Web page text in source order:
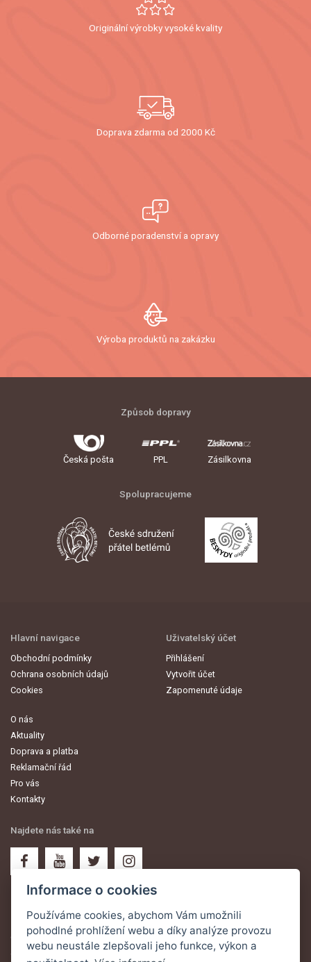
Originální výrobky vysoké kvality
Doprava zdarma od 2000 Kč
Odborné poradenství a opravy
Výroba produktů na zakázku
Způsob dopravy
Česká pošta PPL Zásilkovna
Spolupracujeme
Hlavní navigace
Obchodní podmínky
Ochrana osobních údajů
Cookies
O nás
Aktuality
Doprava a platba
Reklamační řád
Pro vás
Kontakty
Uživatelský účet
Přihlášení
Vytvořit účet
Zapomenuté údaje
Najdete nás také na
Novinky na email
Odebírejte aktuální informace a oznámení o nejnovějších akcích na Váš
email
Informace o cookies
Používáme cookies, abychom Vám umožnili
pohodlné prohlížení webu a díky analýze provozu
webu neustále zlepšovali jeho funkce, výkon a